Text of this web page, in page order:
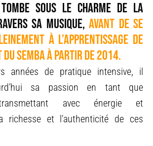
sous le charme de la
sa musique, avant de se
à l’apprentissage de
semba à partir de 2014.
années de pratique intensive, il
sa passion en tant que
avec énergie et
richesse et l’authenticité de ces